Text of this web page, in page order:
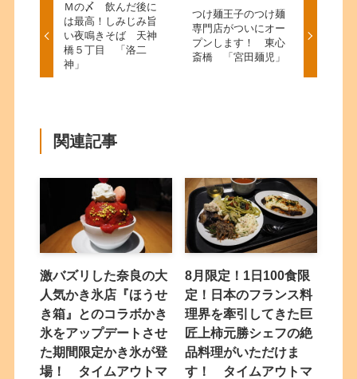
Ｍの〆 飲んだ後に
は最高！しみじみ旨
い夜鳴きそば 天神
橋５丁目 「洛二
神」
つけ麺王子のつけ麺
専門店がついにオー
プンします！ 東心
斎橋 「宮田麺児」
関連記事
激バズリした奈良の大
人気かき氷店『ほうせ
き箱』とのコラボかき
氷をアップデートさせ
た期間限定かき氷が登
場！ タイムアウトマ
8月限定！1日100食限
定！日本のフランス料
理界を牽引してきた巨
匠上柿元勝シェフの絶
品料理がいただけま
す！ タイムアウトマ